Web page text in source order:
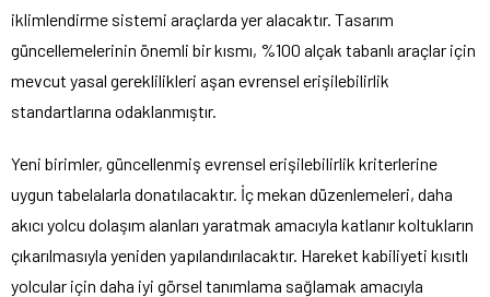
iklimlendirme sistemi araçlarda yer alacaktır. Tasarım
güncellemelerinin önemli bir kısmı, %100 alçak tabanlı araçlar için
mevcut yasal gereklilikleri aşan evrensel erişilebilirlik
standartlarına odaklanmıştır.
Yeni birimler, güncellenmiş evrensel erişilebilirlik kriterlerine
uygun tabelalarla donatılacaktır. İç mekan düzenlemeleri, daha
akıcı yolcu dolaşım alanları yaratmak amacıyla katlanır koltukların
çıkarılmasıyla yeniden yapılandırılacaktır. Hareket kabiliyeti kısıtlı
yolcular için daha iyi görsel tanımlama sağlamak amacıyla